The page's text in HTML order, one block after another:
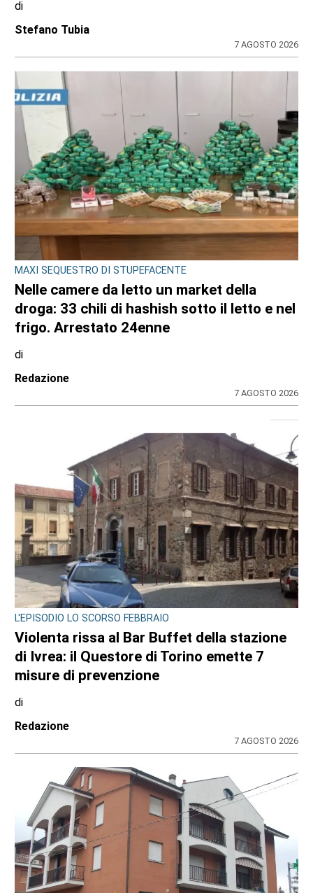
di
Stefano Tubia
7 AGOSTO 2026
MAXI SEQUESTRO DI STUPEFACENTE
Nelle camere da letto un market della
droga: 33 chili di hashish sotto il letto e nel
frigo. Arrestato 24enne
di
Redazione
7 AGOSTO 2026
L'EPISODIO LO SCORSO FEBBRAIO
Violenta rissa al Bar Buffet della stazione
di Ivrea: il Questore di Torino emette 7
misure di prevenzione
di
Redazione
7 AGOSTO 2026